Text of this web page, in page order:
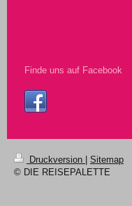
Finde uns auf Facebook
Druckversion
Sitemap
© DIE REISEPALETTE